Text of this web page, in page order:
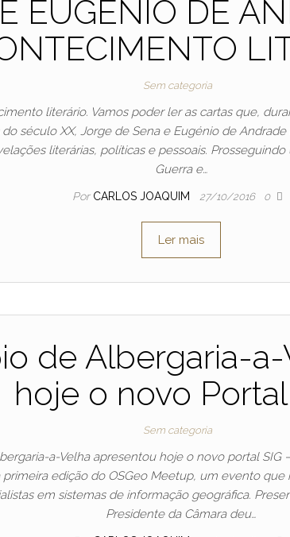
EUGÉNIO DE
Sem categoria
literário. Vamos poder ler as cartas que,
século XX, Jorge de Sena e Eugénio de
literárias, políticas e pessoais.
Guerra e…
Por CARLOS JOAQUIM 27/10/2016 0
Ler mais
de Albergaria-
hoje o novo Portal
Sem categoria
a-Velha apresentou hoje o novo portal SIG
edição do OSGeo Meetup, um evento
em sistemas de informação geográfica.
Presidente da Câmara deu…